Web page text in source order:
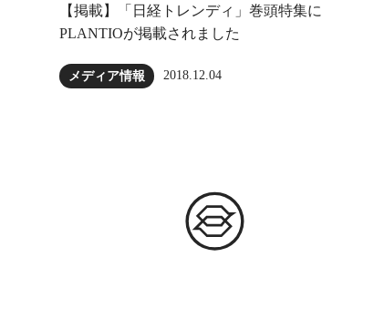
【掲載】「日経トレンディ」巻頭特集に
PLANTIOが掲載されました
メディア情報 2018.12.04